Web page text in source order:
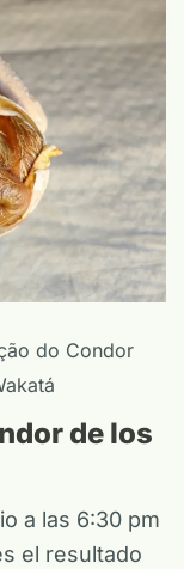
do Condor
de los
a las 6:30 pm
el resultado